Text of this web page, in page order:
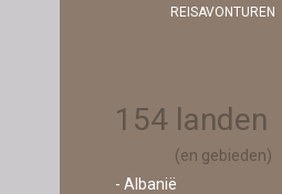
REISAVONTUREN
154 landen
(en gebieden)
- Albanië